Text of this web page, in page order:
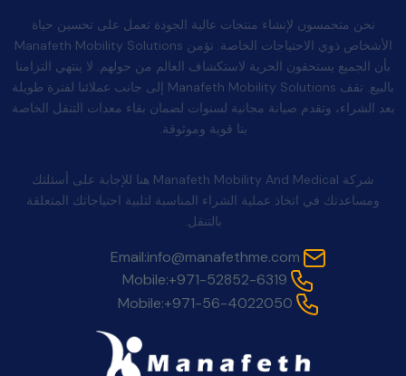
نحن متحمسون لإنشاء منتجات عالية الجودة تعمل على تحسين حياة
الأشخاص ذوي الاحتياجات الخاصة. تؤمن Manafeth Mobility Solutions
بأن الجميع يستحقون الحرية لاستكشاف العالم من حولهم. لا ينتهي التزامنا
بالبيع. تقف Manafeth Mobility Solutions إلى جانب عملائنا لفترة طويلة
بعد الشراء، وتقدم صيانة مجانية لسنوات لضمان بقاء معدات التنقل الخاصة
بنا قوية وموثوقة.
شركة Manafeth Mobility And Medical هنا للإجابة على أسئلتك
ومساعدتك في اتخاذ عملية الشراء المناسبة لتلبية احتياجاتك المتعلقة
بالتنقل.
Email:info@manafethme.com
Mobile:+971-52852-6319
Mobile:+971-56-4022050